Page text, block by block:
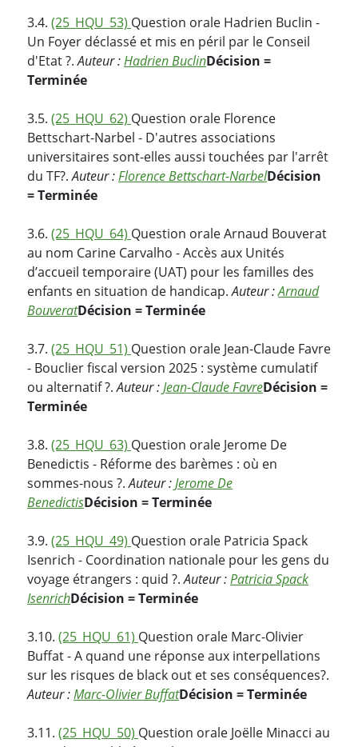
3.4. (25_HQU_53) Question orale Hadrien Buclin -
Un Foyer déclassé et mis en péril par le Conseil
d'Etat ?.Auteur :Hadrien BuclinDécision =
Terminée
3.5. (25_HQU_62) Question orale Florence
Bettschart-Narbel - D'autres associations
universitaires sont-elles aussi touchées par l'arrêt
du TF?.Auteur :Florence Bettschart-NarbelDécision
= Terminée
3.6. (25_HQU_64) Question orale Arnaud Bouverat
au nom Carine Carvalho - Accès aux Unités
d’accueil temporaire (UAT) pour les familles des
enfants en situation de handicap.Auteur :Arnaud
BouveratDécision = Terminée
3.7. (25_HQU_51) Question orale Jean-Claude Favre
- Bouclier fiscal version 2025 : système cumulatif
ou alternatif ?.Auteur :Jean-Claude FavreDécision =
Terminée
3.8. (25_HQU_63) Question orale Jerome De
Benedictis - Réforme des barèmes : où en
sommes-nous ?.Auteur :Jerome De
BenedictisDécision = Terminée
3.9. (25_HQU_49) Question orale Patricia Spack
Isenrich - Coordination nationale pour les gens du
voyage étrangers : quid ?.Auteur :Patricia Spack
IsenrichDécision = Terminée
3.10. (25_HQU_61) Question orale Marc-Olivier
Buffat - A quand une réponse aux interpellations
sur les risques de black out et ses conséquences?.
Auteur :Marc-Olivier BuffatDécision = Terminée
3.11. (25_HQU_50) Question orale Joëlle Minacci au